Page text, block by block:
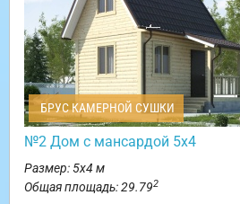
БРУС КАМЕРНОЙ СУШКИ
№2 Дом с мансардой 5х4
Размер: 5х4 м
Общая площадь: 29.792